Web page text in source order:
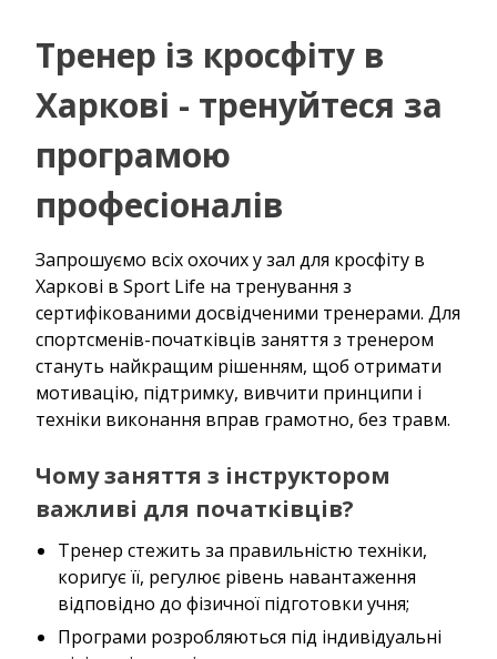
Тренер із кросфіту в
Харкові - тренуйтеся за
програмою
професіоналів
Запрошуємо всіх охочих у зал для кросфіту в
Харкові в Sport Life на тренування з
сертифікованими досвідченими тренерами. Для
спортсменів-початківців заняття з тренером
стануть найкращим рішенням, щоб отримати
мотивацію, підтримку, вивчити принципи і
техніки виконання вправ грамотно, без травм.
Чому заняття з інструктором
важливі для початківців?
Тренер стежить за правильністю техніки,
коригує її, регулює рівень навантаження
відповідно до фізичної підготовки учня;
Програми розробляються під індивідуальні